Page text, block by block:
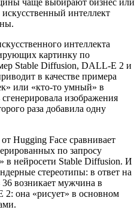
чаще выбирают бизнес или
интеллект
интеллекта
картинку по
Stable Diffusion, DALL-E 2 и
в качестве примера
или «кто-то умный» в
изображения
раза добавила одну
от Hugging Face сравнивает
по запросу
в нейросети Stable Diffusion. И
стереотипы: в ответ на
36 возникает мужчина в
она «рисует» в основном